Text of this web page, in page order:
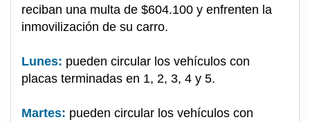
reciban una multa de $604.100 y enfrenten la
inmovilización de su carro.
Lunes: pueden circular los vehículos con
placas terminadas en 1, 2, 3, 4 y 5.
Martes: pueden circular los vehículos con